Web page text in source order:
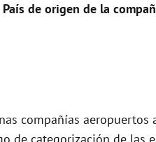
País de origen de la
compañías aeropuertos